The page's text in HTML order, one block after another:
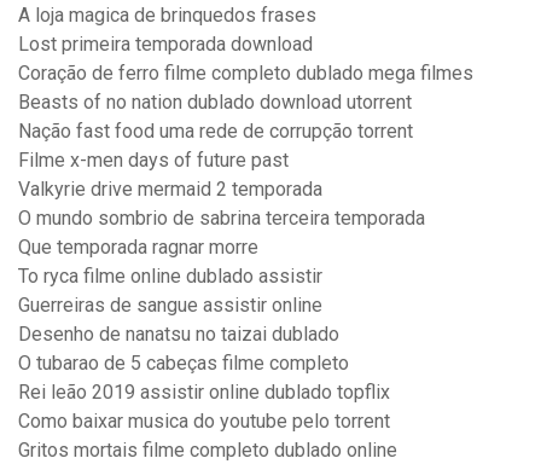
A loja magica de brinquedos frases
Lost primeira temporada download
Coração de ferro filme completo dublado mega filmes
Beasts of no nation dublado download utorrent
Nação fast food uma rede de corrupção torrent
Filme x-men days of future past
Valkyrie drive mermaid 2 temporada
O mundo sombrio de sabrina terceira temporada
Que temporada ragnar morre
To ryca filme online dublado assistir
Guerreiras de sangue assistir online
Desenho de nanatsu no taizai dublado
O tubarao de 5 cabeças filme completo
Rei leão 2019 assistir online dublado topflix
Como baixar musica do youtube pelo torrent
Gritos mortais filme completo dublado online